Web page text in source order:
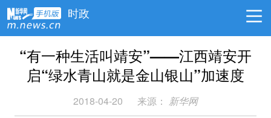
时政
“有一种生活叫靖安”——江西靖安开
启“绿水青山就是金山银山”加速度
2018-04-20 来源： 新华网